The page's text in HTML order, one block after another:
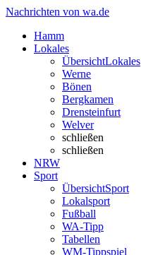
Nachrichten von wa.de
Hamm
Lokales
ÜbersichtLokales
Werne
Bönen
Bergkamen
Drensteinfurt
Welver
schließen
schließen
NRW
Sport
ÜbersichtSport
Lokalsport
Fußball
WA-Tipp
Tabellen
WM-Tippspiel